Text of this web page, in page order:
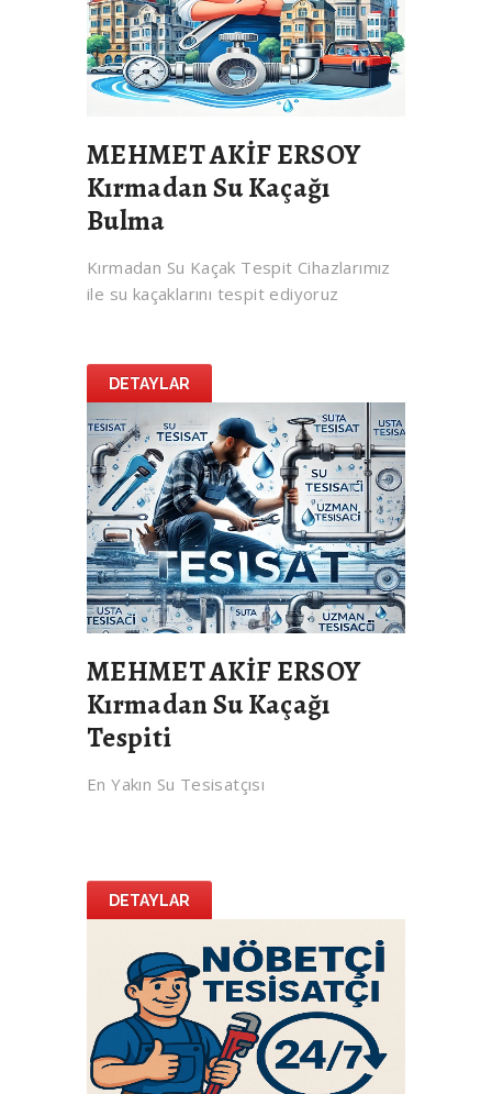
MEHMET AKİF ERSOY
Kırmadan Su Kaçağı
Bulma
Kırmadan Su Kaçak Tespit Cihazlarımız
ile su kaçaklarını tespit ediyoruz
DETAYLAR
MEHMET AKİF ERSOY
Kırmadan Su Kaçağı
Tespiti
En Yakın Su Tesisatçısı
DETAYLAR